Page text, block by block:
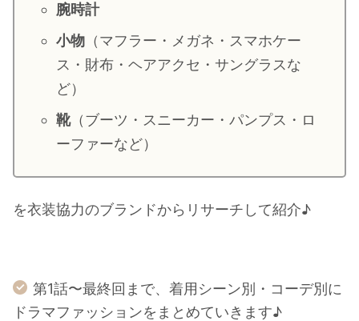
バラエティ番組衣裳
腕時計
小物 （マフラー・メガネ・スマホケー
ス・財布・ヘアアクセ・サングラスな
ど）
靴（ブーツ・スニーカー・パンプス・ロ
ーファーなど）
を衣装協力のブランドからリサーチして紹介♪
第1話〜最終回まで、着用シーン別・コーデ別に
ドラマファッションをまとめていきます♪